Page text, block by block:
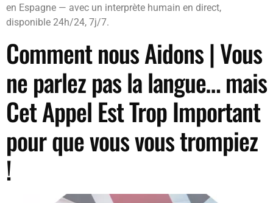
en Espagne — avec un interprète humain en direct,
disponible 24h/24, 7j/7.
Comment nous Aidons | Vous
ne parlez pas la langue… mais
Cet Appel Est Trop Important
pour que vous vous trompiez
!